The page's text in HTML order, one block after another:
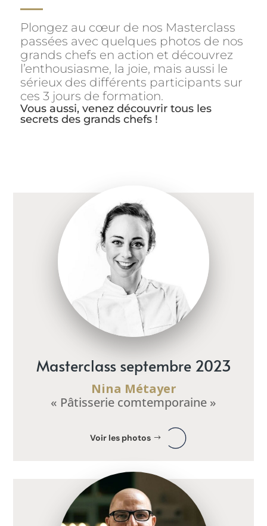
Plongez au cœur de nos Masterclass
passées avec quelques photos de nos
grands chefs en action et découvrez
l’enthousiasme, la joie, mais aussi le
sérieux des différents participants sur
ces 3 jours de formation.
Vous aussi, venez découvrir tous les
secrets des grands chefs !
Masterclass septembre 2023
Nina Métayer
« Pâtisserie comtemporaine »
Voir les photos